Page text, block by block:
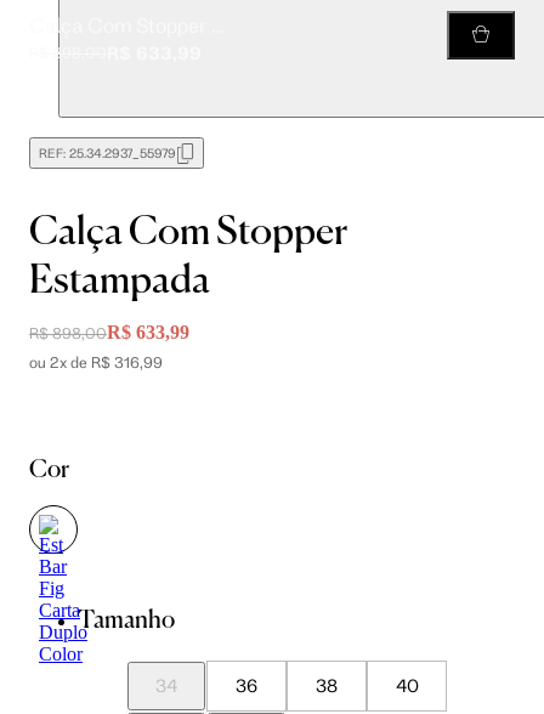
R$ 898,00
REF: 25.34.2937_55979
Calça Com Stopper
Estampada
R$ 898,00R$ 633,99
ou 2x de R$ 316,99
Cor
Tamanho
34 36 38 40